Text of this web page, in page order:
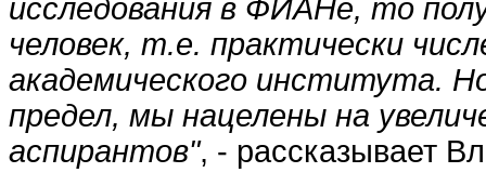
исследования в ФИАНе, то
человек, т.е. практически
академического института.
предел, мы нацелены на
аспирантов", - рассказывает